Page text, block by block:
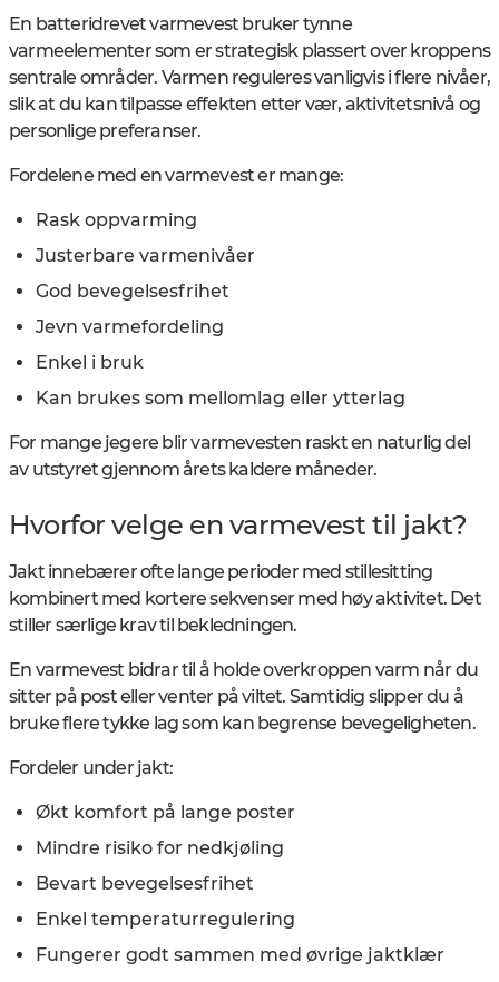
En batteridrevet varmevest bruker tynne
varmeelementer som er strategisk plassert over kroppens
sentrale områder. Varmen reguleres vanligvis i flere nivåer,
slik at du kan tilpasse effekten etter vær, aktivitetsnivå og
personlige preferanser.
Fordelene med en varmevest er mange:
Rask oppvarming
Justerbare varmenivåer
God bevegelsesfrihet
Jevn varmefordeling
Enkel i bruk
Kan brukes som mellomlag eller ytterlag
For mange jegere blir varmevesten raskt en naturlig del
av utstyret gjennom årets kaldere måneder.
Hvorfor velge en varmevest til jakt?
Jakt innebærer ofte lange perioder med stillesitting
kombinert med kortere sekvenser med høy aktivitet. Det
stiller særlige krav til bekledningen.
En varmevest bidrar til å holde overkroppen varm når du
sitter på post eller venter på viltet. Samtidig slipper du å
bruke flere tykke lag som kan begrense bevegeligheten.
Fordeler under jakt:
Økt komfort på lange poster
Mindre risiko for nedkjøling
Bevart bevegelsesfrihet
Enkel temperaturregulering
Fungerer godt sammen med øvrige jaktklær